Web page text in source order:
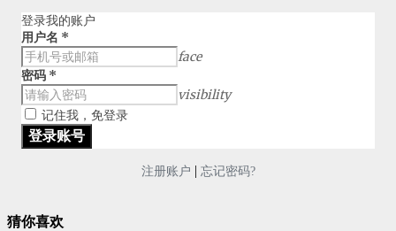
登录我的账户
用户名 *
face
密码 *
visibility
记住我，免登录
注册账户 | 忘记密码?
猜你喜欢